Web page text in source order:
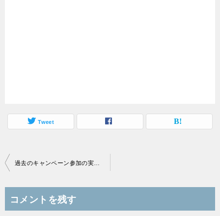
Tweet
投
ビ
過去のキャンペーン参加の実況記事をまとめていて気付いたこと
コメントを残す